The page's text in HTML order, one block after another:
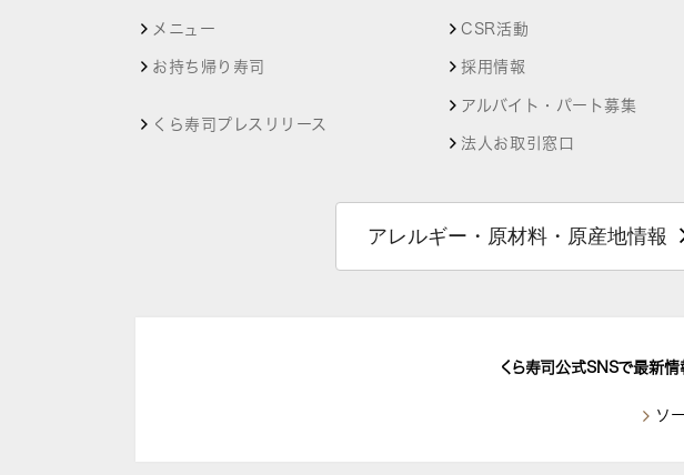
メニュー
お持ち帰り寿司
くら寿司プレスリリース
CSR活動
採用情報
アルバイト・パート募集
法人お取引窓口
アレルギー・原材料・原産地情報
くら寿司公式SNSで最新
ソ